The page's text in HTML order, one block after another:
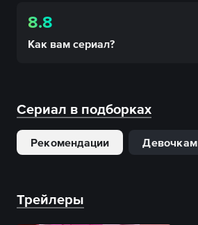
8.8
Как вам сериал?
Сериал в подборках
Рекомендации Девочкам
Трейлеры